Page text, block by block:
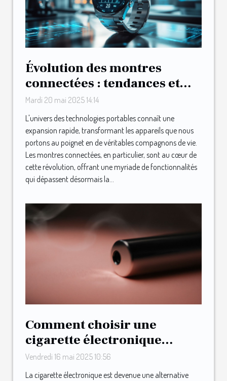
Évolution des montres
connectées : tendances et
technologies en 2025
Mardi 20 mai 2025 14:14
L'univers des technologies portables connaît une
expansion rapide, transformant les appareils que nous
portons au poignet en de véritables compagnons de vie.
Les montres connectées, en particulier, sont au cœur de
cette révolution, offrant une myriade de fonctionnalités
qui dépassent désormais la...
Comment choisir une
cigarette électronique
adaptée à votre budget
Vendredi 16 mai 2025 10:56
La cigarette électronique est devenue une alternative